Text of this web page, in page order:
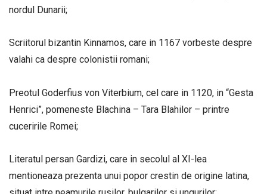
nordul Dunarii;
Scriitorul bizantin Kinnamos, care in 1167 vorbeste despre
valahi ca despre colonistii romani;
Preotul Goderfius von Viterbium, cel care in 1120, in “Gesta
Henrici”, pomeneste Blachina – Tara Blahilor – printre
cuceririle Romei;
Literatul persan Gardizi, care in secolul al XI-lea
mentioneaza prezenta unui popor crestin de origine latina,